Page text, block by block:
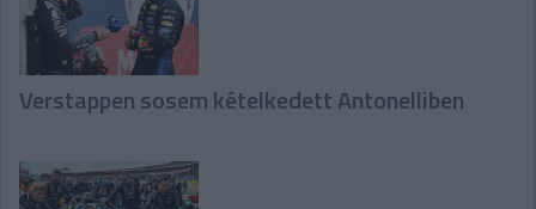
Verstappen sosem kételkedett Antonelliben